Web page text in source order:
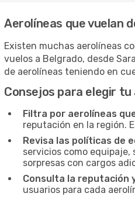
Aerolíneas que vuelan
Existen muchas aerolíneas
vuelos a Belgrado, desde
de aerolíneas teniendo en
Consejos para elegir tu
Filtra por aerolíneas
reputación en la región.
Revisa las políticas de
servicios como
sorpresas con cargos
Consulta la reputación
usuarios para cada